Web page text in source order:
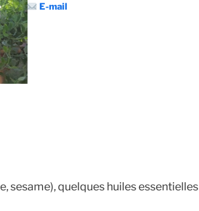
E-mail
sesame), quelques huiles essentielles